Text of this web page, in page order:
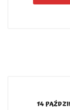
14